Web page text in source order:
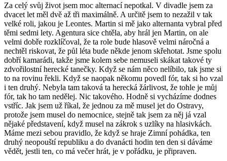
Za celý svůj život jsem moc alternací nepotkal. V divadle jsem za
dvacet let měl dvě až tři maximálně. A určitě jsem to nezažil v tak
velké roli, jakou je Leontes. Martin si mě jako alternanta vybral před
těmi sedmi lety. Agentura sice chtěla, aby hrál jen Martin, on ale
velmi dobře rozklíčoval, že ta role bude hlasově velmi náročná a
nechtěl riskovat, že půl léta bude někde jenom skřehotat. Jsme spolu
dobří kamarádi, takže jsme kolem sebe nemuseli skákat takové ty
zdvořilostní herecké tanečky. Když se nám něco nelíbilo, tak jsme si
to na rovinu řekli. Když se naopak někomu povedl fór, tak si ho vzal
i ten druhý. Nebyla tam taková ta herecká žárlivost, že tohle je můj
fór, tak ho tam nedělej. Nic takového. Hodně si vycházíme dodnes
vstříc. Jak jsem už říkal, že jednou za mě musel jet do Ostravy,
protože jsem musel do nemocnice, stejně tak jsem za něj já vzal
nějaké představení, když musel na zákrok s uzlíky na hlasivkách.
Máme mezi sebou pravidlo, že když se hraje Zimní pohádka, ten
druhý neopouští republiku a do dvanácti hodin ten den si dáváme
vědět, jestli ten, co má večer hrát, je v pořádku, je připraven.